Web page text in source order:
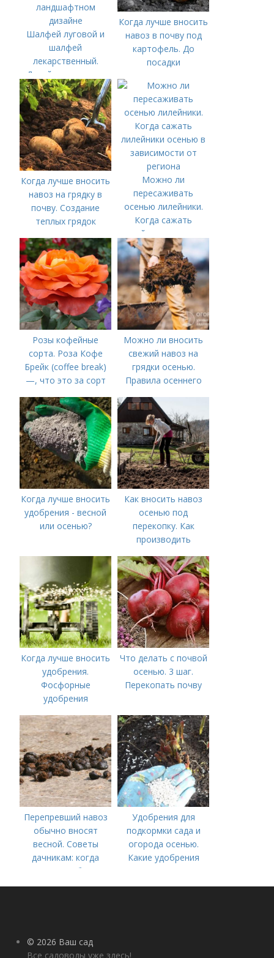
Шалфей луговой и
шалфей
лекарственный.
Давайте вырастим
шалфей. Посадка и
уход, применение в
ландшафтном
дизайне
Когда лучше вносить
навоз в почву под
картофель. До
посадки
Когда лучше вносить
навоз на грядку в
почву. Создание
теплых грядок
Можно ли
пересаживать
осенью лилейники.
Когда сажать
лилейники осенью в
зависимости от
региона
Розы кофейные
сорта. Роза Кофе
Брейк (coffee break)
—, что это за сорт
Можно ли вносить
свежий навоз на
грядки осенью.
Правила осеннего
Когда лучше вносить
удобрения - весной
или осенью?
Как вносить навоз
осенью под
перекопку. Как
производить
Когда лучше вносить
удобрения.
Фосфорные
удобрения
Что делать с почвой
осенью. 3 шаг.
Перекопать почву
Перепревший навоз
обычно вносят
весной. Советы
дачникам: когда
вносить удобрение
— весной или осенью
Удобрения для
подкормки сада и
огорода осенью.
Какие удобрения
правильно это
© 2026 Ваш сад
Все садоводы уже здесь!